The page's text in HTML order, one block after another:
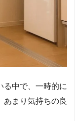
る中で、一時的に
あまり気持ちの良